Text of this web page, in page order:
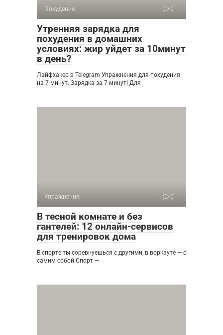
Похудение 0
Утренняя зарядка для
похудения в домашних
условиях: жир уйдет за 10минут
в день?
Лайфхакер в Telegram Упражнения для похудения
на 7 минут. Зарядка за 7 минут! Для
Упражнения 0
В тесной комнате и без
гантелей: 12 онлайн-сервисов
для тренировок дома
В спорте ты соревнуешься с другими, в воркауте — с
самим собой Спорт —